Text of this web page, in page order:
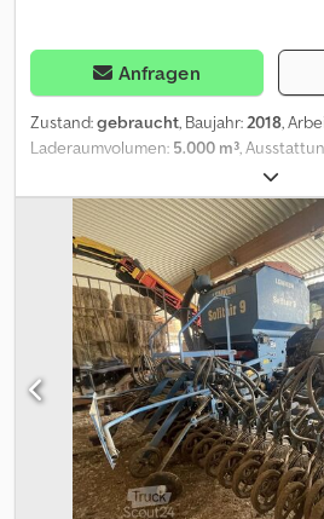
Anfragen
Zustand:gebraucht, Baujahr:2018,
Laderaumvolumen: 5.000 m³,
Flächenleistung:7800, Hydraulische
Spuranreißer, Vorlaufmarkierer,
Zweischeibenschare_____Horsch
haISOBUS AusstattungHorsch
mit Striegelhydr. DiscSystem 2-reihig Ø
FGS-Klappenhydr. Gebläse
7.50-16